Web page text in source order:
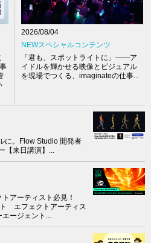
2026/08/04
NEWスペシャルコンテンツ
「君も、スポットライトに」――ア
イドルを輝かせる映像とビジュアル
を現場でつくる、imaginateの仕事...
に。Flow Studio 開発者
【来日講演】...
トアーティスト必見！
エフェクトアーティス
エージェント...